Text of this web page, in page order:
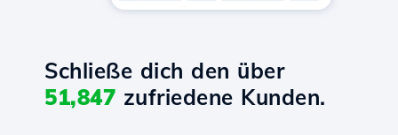
Schließe dich den über
51,847 zufriedene Kunden.